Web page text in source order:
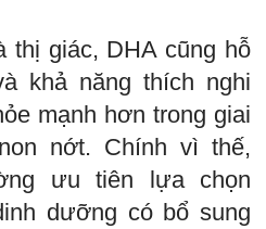
thị giác, DHA cũng hỗ
khả năng thích nghi
mạnh hơn trong giai
nớt. Chính vì thế,
ưu tiên lựa chọn
dưỡng có bổ sung